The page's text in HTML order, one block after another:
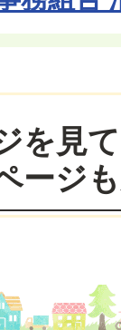
を見
ージ